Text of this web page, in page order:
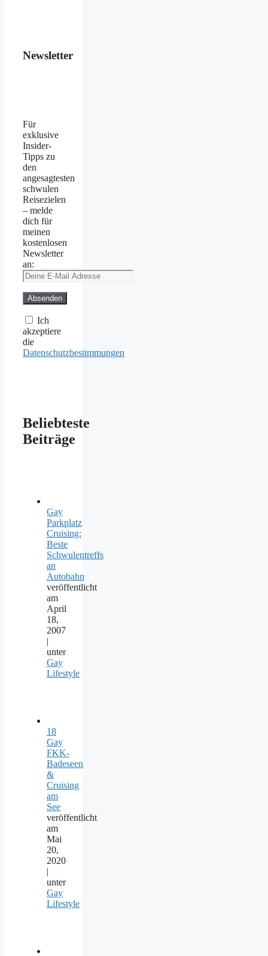
Newsletter
Für
exklusive
Insider-
Tipps zu
den
angesagtesten
schwulen
Reisezielen
– melde
dich für
meinen
kostenlosen
Newsletter
an:
Ich
akzeptiere
die
Datenschutzbestimmungen
Beliebteste
Beiträge
Gay
Parkplatz
Cruising:
Beste
Schwulentreffs
an
Autobahn
veröffentlicht
am
April
18,
2007
|
unter
Gay
Lifestyle
18
Gay
FKK-
Badeseen
&
Cruising
am
See
veröffentlicht
am
Mai
20,
2020
|
unter
Gay
Lifestyle